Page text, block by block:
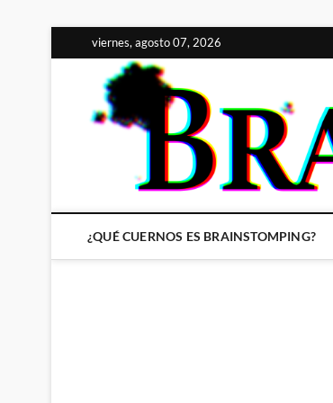
al
contenido
viernes, agosto 07, 2026
¿QUÉ CUERNOS ES BRAINSTOMPING?